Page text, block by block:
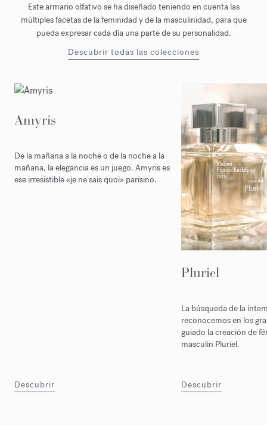
Este armario olfativo se ha diseñado teniendo en cuenta las
múltiples facetas de la feminidad y de la masculinidad, para que
pueda expresar cada día una parte de su personalidad.
Descubrir todas las colecciones
Amyris
De la mañana a la noche o de la noche a la
mañana, la elegancia es un juego. Amyris es
ese irresistible «je ne sais quoi» parisino.
Descubrir
Pluriel
La búsqueda de la
reconocemos en los
guiado la creación de
masculin Pluriel.
Descubrir